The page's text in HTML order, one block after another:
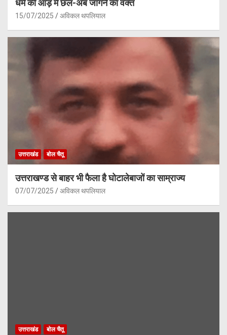
धर्म की आड़ में छल-अब जागने का वक्त
15/07/2025 अविकल थपलियाल
उत्तराखंड बोल चैतू
उत्तराखण्ड से बाहर भी फैला है घोटालेबाजों का साम्राज्य
07/07/2025 अविकल थपलियाल
उत्तराखंड बोल चैतू